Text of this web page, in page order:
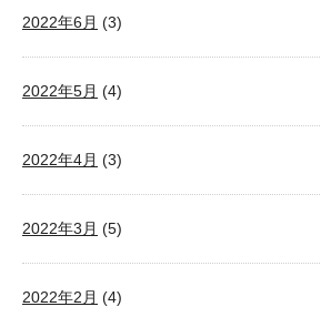
2022年6月 (3)
2022年5月 (4)
2022年4月 (3)
2022年3月 (5)
2022年2月 (4)